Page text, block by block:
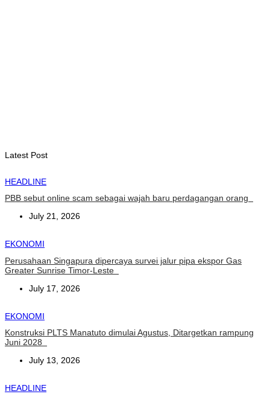
Latest Post
HEADLINE
PBB sebut online scam sebagai wajah baru perdagangan orang
July 21, 2026
EKONOMI
Perusahaan Singapura dipercaya survei jalur pipa ekspor Gas
Greater Sunrise Timor-Leste
July 17, 2026
EKONOMI
Konstruksi PLTS Manatuto dimulai Agustus, Ditargetkan rampung
Juni 2028
July 13, 2026
HEADLINE